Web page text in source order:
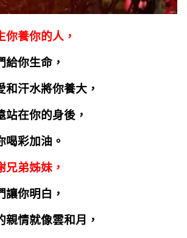
你養你的人，
給你生命，
和汗水將你養大，
站在你的身後，
喝彩加油。
兄弟姊妹，
讓你明白，
親情就像雲和月，